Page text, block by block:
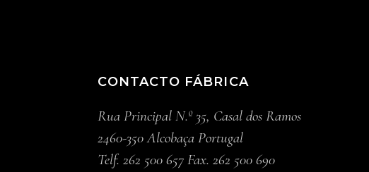
CONTACTO FÁBRICA
Rua Principal N.º 35, Casal dos Ramos
2460-350 Alcobaça Portugal
Telf. 262 500 657 Fax. 262 500 690